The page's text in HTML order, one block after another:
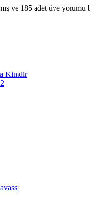
ve 185 adet üye yorumu
Kimdir